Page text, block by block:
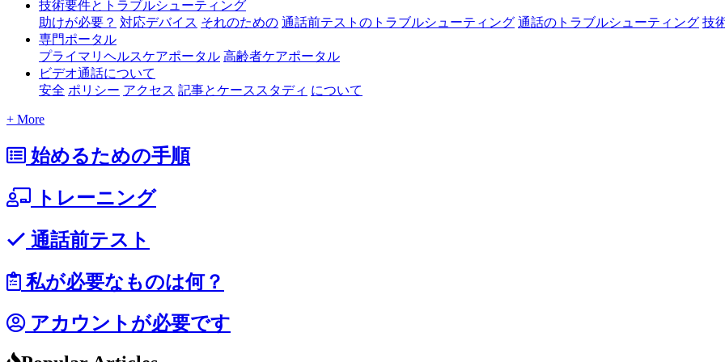
技術要件とトラブルシューティング
助けが必要？ 対応デバイス それのための 通話前テストのトラブルシューティング 通話のトラブルシューティング 技
専門ポータル
プライマリヘルスケアポータル 高齢者ケアポータル
ビデオ通話について
安全 ポリシー アクセス 記事とケーススタディ について
+ More
始めるための手順
トレーニング
通話前テスト
私が必要なものは何？
アカウントが必要です